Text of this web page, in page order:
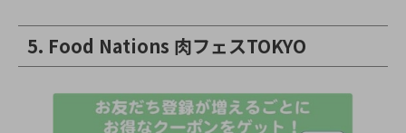
5. Food Nations 肉フェスTOKYO